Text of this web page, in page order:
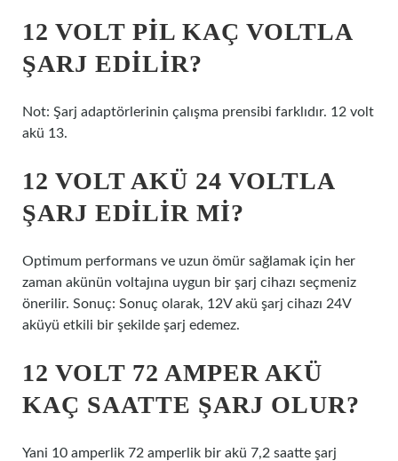
12 VOLT PIL KAÇ VOLTLA
ŞARJ EDILIR?
Not: Şarj adaptörlerinin çalışma prensibi farklıdır. 12 volt
akü 13.
12 VOLT AKÜ 24 VOLTLA
ŞARJ EDILIR MI?
Optimum performans ve uzun ömür sağlamak için her
zaman akünün voltajına uygun bir şarj cihazı seçmeniz
önerilir. Sonuç: Sonuç olarak, 12V akü şarj cihazı 24V
aküyü etkili bir şekilde şarj edemez.
12 VOLT 72 AMPER AKÜ
KAÇ SAATTE ŞARJ OLUR?
Yani 10 amperlik 72 amperlik bir akü 7,2 saatte şarj